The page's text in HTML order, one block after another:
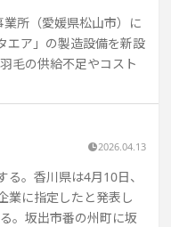
所（愛媛県松山市）に
エア」の製造設備を新設
毛の供給不足やコスト
2026.04.13
。香川県は4月10日、
業に指定したと発表し
。坂出市番の州町に坂